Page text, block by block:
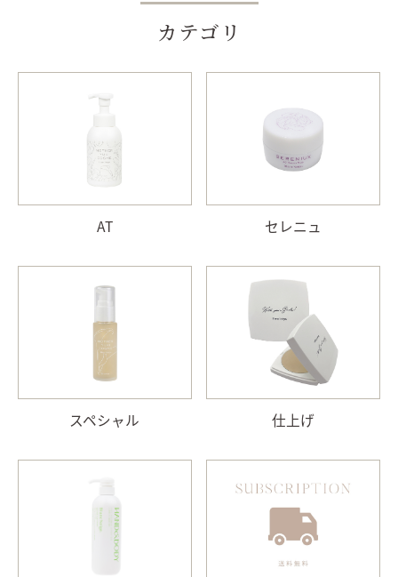
カテゴリ
AT セレニュ
スペシャル 仕上げ